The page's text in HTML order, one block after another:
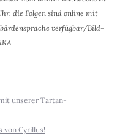
die Folgen sind online mit
verfügbar/Bild-
unserer Tartan-
von Cyrillus!